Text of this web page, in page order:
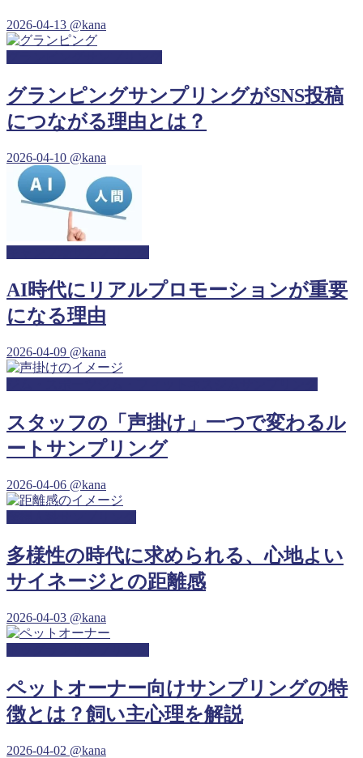
2026-04-13 @kana
グランピングサンプリングがSNS投稿
につながる理由とは？
2026-04-10 @kana
AI時代にリアルプロモーションが重要
になる理由
2026-04-09 @kana
スタッフの「声掛け」一つで変わるル
ートサンプリング
2026-04-06 @kana
多様性の時代に求められる、心地よい
サイネージとの距離感
2026-04-03 @kana
ペットオーナー向けサンプリングの特
徴とは？飼い主心理を解説
2026-04-02 @kana